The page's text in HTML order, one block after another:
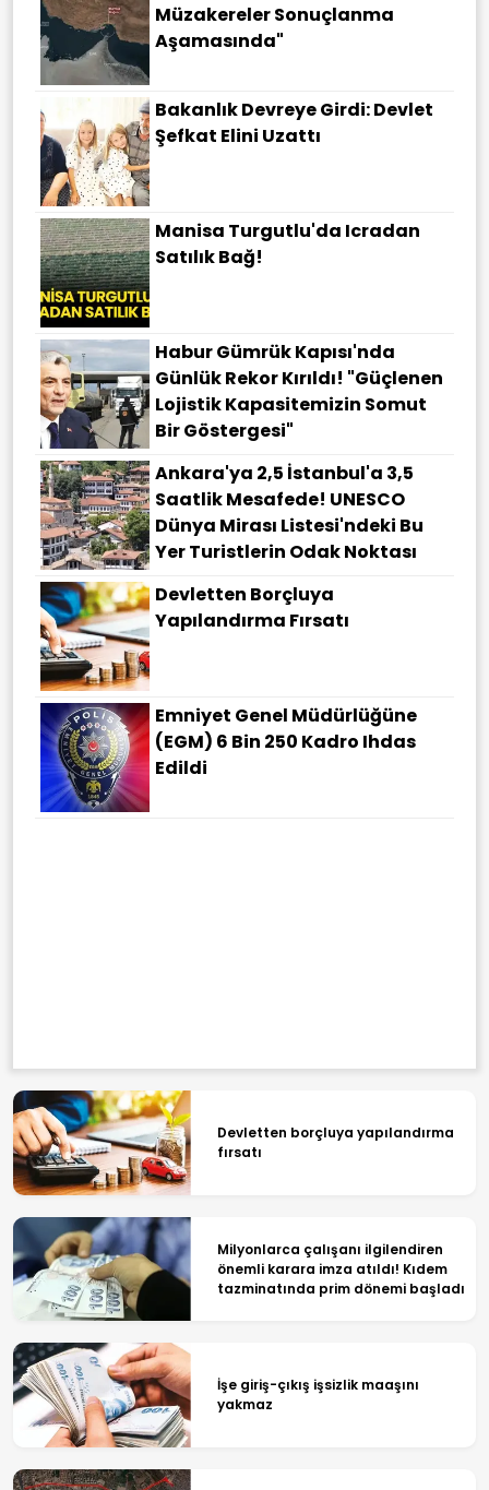
Müzakereler Sonuçlanma
Aşamasında"
Bakanlık Devreye Girdi: Devlet
Şefkat Elini Uzattı
Manisa Turgutlu'da Icradan
Satılık Bağ!
Habur Gümrük Kapısı'nda
Günlük Rekor Kırıldı! "Güçlenen
Lojistik Kapasitemizin Somut
Bir Göstergesi"
Ankara'ya 2,5 İstanbul'a 3,5
Saatlik Mesafede! UNESCO
Dünya Mirası Listesi'ndeki Bu
Yer Turistlerin Odak Noktası
Devletten Borçluya
Yapılandırma Fırsatı
Emniyet Genel Müdürlüğüne
(EGM) 6 Bin 250 Kadro Ihdas
Edildi
Devletten borçluya yapılandırma
fırsatı
Milyonlarca çalışanı ilgilendiren
önemli karara imza atıldı! Kıdem
tazminatında prim dönemi başladı
İşe giriş-çıkış işsizlik maaşını
yakmaz